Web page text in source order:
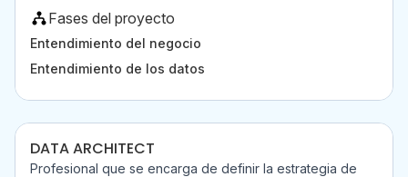
Fases del proyecto
Entendimiento del negocio
Entendimiento de los datos
DATA ARCHITECT
Profesional que se encarga de definir la estrategia de